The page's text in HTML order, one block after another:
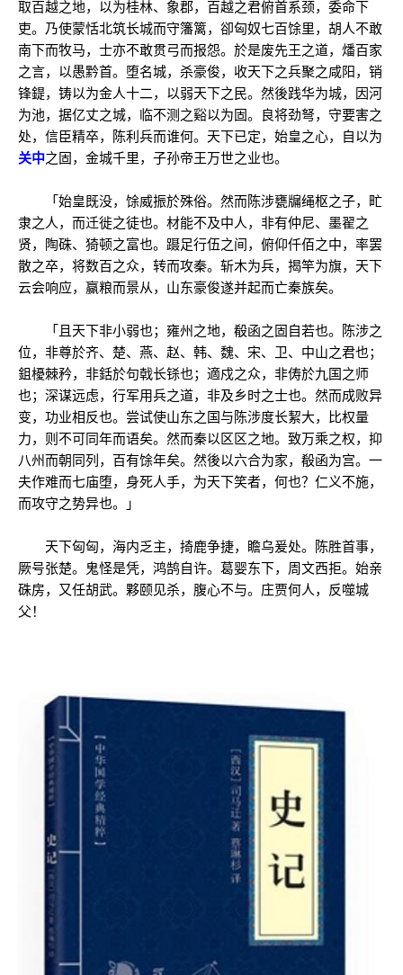
取百越之地，以为桂林、象郡，百越之君俯首系颈，委命下
吏。乃使蒙恬北筑长城而守籓篱，卻匈奴七百馀里，胡人不敢
南下而牧马，士亦不敢贯弓而报怨。於是废先王之道，燔百家
之言，以愚黔首。堕名城，杀豪俊，收天下之兵聚之咸阳，销
锋鍉，铸以为金人十二，以弱天下之民。然後践华为城，因河
为池，据亿丈之城，临不测之谿以为固。良将劲弩，守要害之
处，信臣精卒，陈利兵而谁何。天下已定，始皇之心，自以为
关中之固，金城千里，子孙帝王万世之业也。
「始皇既没，馀威振於殊俗。然而陈涉甕牖绳枢之子，甿
隶之人，而迁徙之徒也。材能不及中人，非有仲尼、墨翟之
贤，陶硃、猗顿之富也。蹑足行伍之间，俯仰仟佰之中，率罢
散之卒，将数百之众，转而攻秦。斩木为兵，揭竿为旗，天下
云会响应，赢粮而景从，山东豪俊遂并起而亡秦族矣。
「且天下非小弱也；雍州之地，殽函之固自若也。陈涉之
位，非尊於齐、楚、燕、赵、韩、魏、宋、卫、中山之君也；
鉏櫌棘矜，非銛於句戟长铩也；適戍之众，非俦於九国之师
也；深谋远虑，行军用兵之道，非及乡时之士也。然而成败异
变，功业相反也。尝试使山东之国与陈涉度长絜大，比权量
力，则不可同年而语矣。然而秦以区区之地。致万乘之权，抑
八州而朝同列，百有馀年矣。然後以六合为家，殽函为宫。一
夫作难而七庙堕，身死人手，为天下笑者，何也？仁义不施，
而攻守之势异也。」
天下匈匈，海内乏主，掎鹿争捷，瞻乌爰处。陈胜首事，
厥号张楚。鬼怪是凭，鸿鹄自许。葛婴东下，周文西拒。始亲
硃房，又任胡武。夥颐见杀，腹心不与。庄贾何人，反噬城
父！